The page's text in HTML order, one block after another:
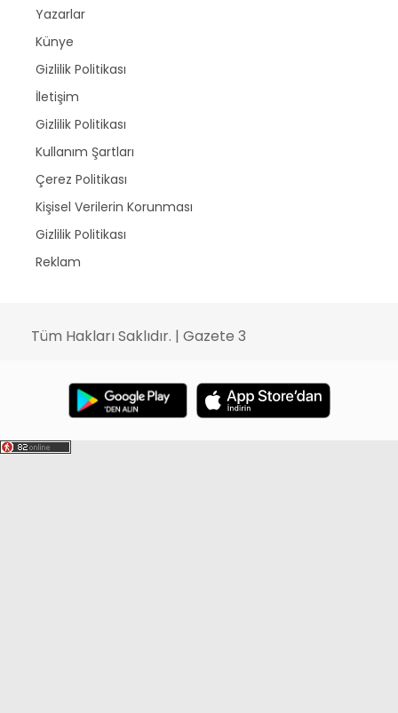
Yazarlar
Künye
Gizlilik Politikası
İletişim
Gizlilik Politikası
Kullanım Şartları
Çerez Politikası
Kişisel Verilerin Korunması
Gizlilik Politikası
Reklam
Tüm Hakları Saklıdır. | Gazete 3